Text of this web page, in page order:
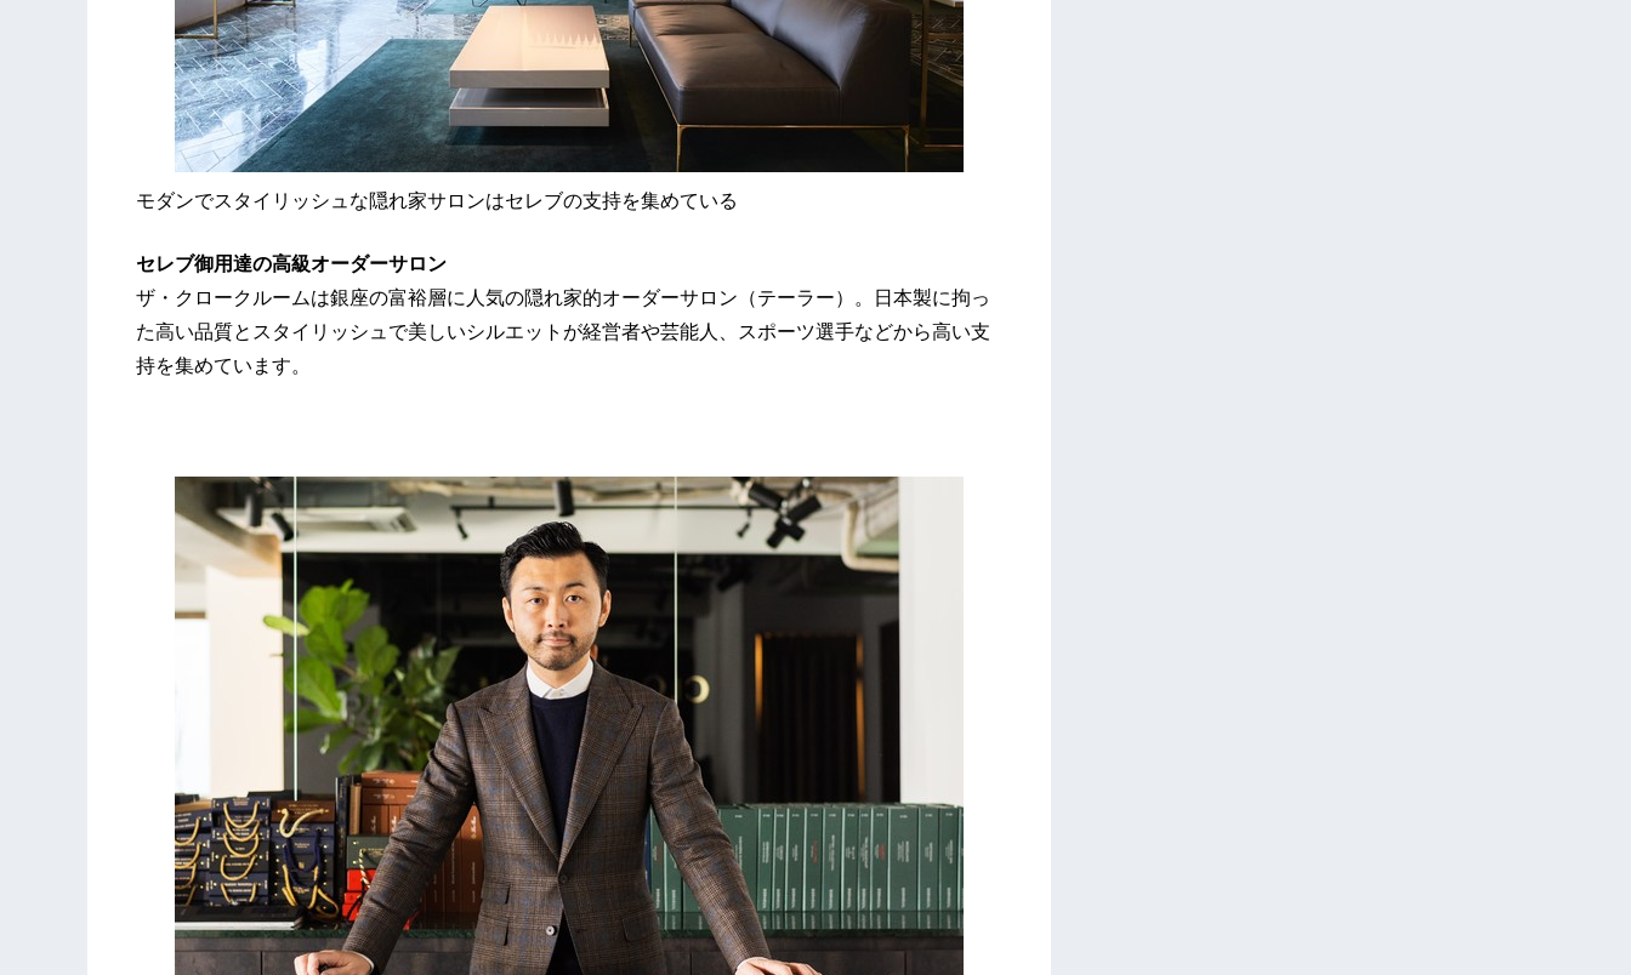
モダンでスタイリッシュな隠れ家サロンはセレブの支持を集めている
セレブ御用達の高級オーダーサロン
ザ・クロークルームは銀座の富裕層に人気の隠れ家的オーダーサロン（テーラー）。日本製に拘っ
た高い品質とスタイリッシュで美しいシルエットが経営者や芸能人、スポーツ選手などから高い支
持を集めています。